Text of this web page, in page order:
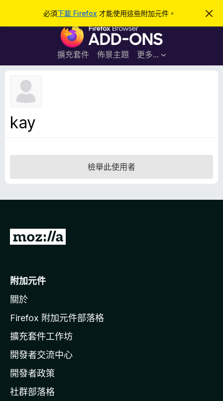
必須下載 Firefox 才能使用這些附加元件。
忽
此
F
r
e
加
元
擴充套件 佈景主題 更多…
登入
kay
檢舉此使用者
前
o
i
l
a
官
網
附加元件
關於
Firefox 附加元件部落格
擴充套件工作坊
開發者交流中心
開發者政策
社群部落格